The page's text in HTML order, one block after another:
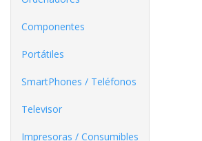
Componentes
Portátiles
SmartPhones / Teléfonos
Televisor
Impresoras / Consumibles